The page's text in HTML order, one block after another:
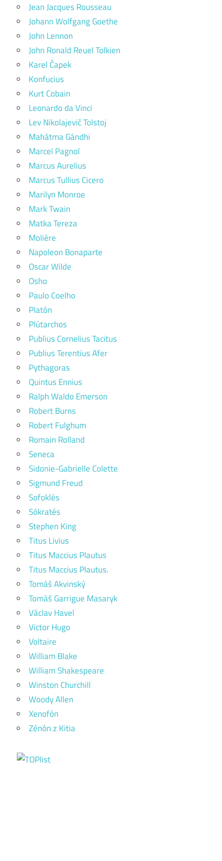
Jean Jacques Rousseau
Johann Wolfgang Goethe
John Lennon
John Ronald Reuel Tolkien
Karel Čapek
Konfucius
Kurt Cobain
Leonardo da Vinci
Lev Nikolajevič Tolstoj
Mahátma Gándhi
Marcel Pagnol
Marcus Aurelius
Marcus Tullius Cicero
Marilyn Monroe
Mark Twain
Matka Tereza
Molière
Napoleon Bonaparte
Oscar Wilde
Osho
Paulo Coelho
Platón
Plútarchos
Publius Cornelius Tacitus
Publius Terentius Afer
Pythagoras
Quintus Ennius
Ralph Waldo Emerson
Robert Burns
Robert Fulghum
Romain Rolland
Seneca
Sidonie-Gabrielle Colette
Sigmund Freud
Sofoklés
Sókratés
Stephen King
Titus Livius
Titus Maccius Plautus
Titus Maccius Plautus.
Tomáš Akvinský
Tomáš Garrigue Masaryk
Václav Havel
Victor Hugo
Voltaire
William Blake
William Shakespeare
Winston Churchill
Woody Allen
Xenofón
Zénón z Kitia